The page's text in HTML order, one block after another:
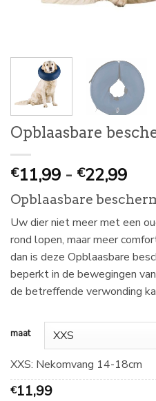
Opblaasbare
€11,99 - €22,99
€
tot
€
Opblaasbare
Uw dier niet meer met een
rond lopen, maar meer
dan is deze Opblaasbare
beperkt in de bewegingen
de betreffende verwonding
maat
XXS: Nekomvang 14-18cm
€11,99